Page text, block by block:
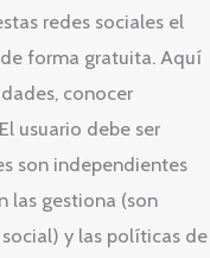
redes sociales el
forma gratuita. Aquí
conocer
usuario debe ser
son independientes
las gestiona (son
y las políticas de